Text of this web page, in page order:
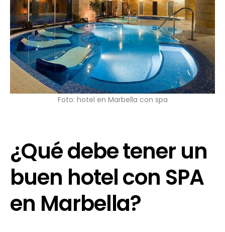
Foto: hotel en Marbella con spa
¿Qué debe tener un
buen hotel con SPA
en Marbella?